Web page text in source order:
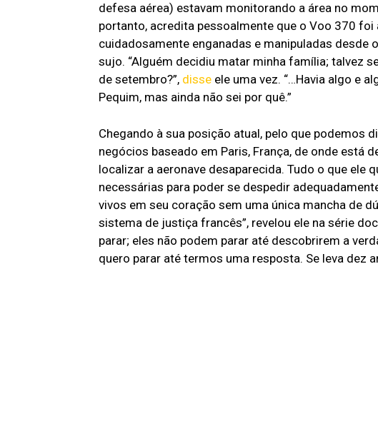
defesa aérea) estavam monitorando a área no
portanto, acredita pessoalmente que o Voo 370
cuidadosamente enganadas e manipuladas desde
sujo. “Alguém decidiu matar minha família; talvez
de setembro?”, disse ele uma vez. “…Havia algo e
Pequim, mas ainda não sei por quê.”
Chegando à sua posição atual, pelo que podemos
negócios baseado em Paris, França, de onde está
localizar a aeronave desaparecida. Tudo o que ele
necessárias para poder se despedir
vivos em seu coração sem uma única mancha de
sistema de justiça francês”, revelou ele na série
parar; eles não podem parar até descobrirem a
quero parar até termos uma resposta. Se leva dez